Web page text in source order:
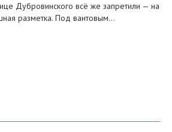
Дубровинского всё же запретили — на
разметка. Под вантовым…